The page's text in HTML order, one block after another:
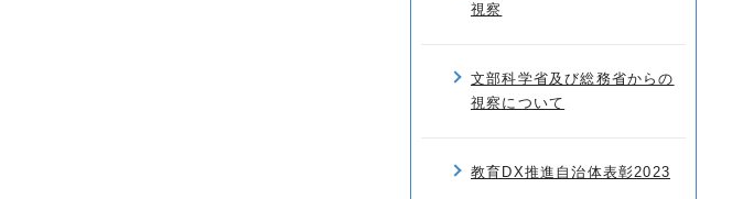
視察
文部科学省及び総務省からの
視察について
教育DX推進自治体表彰2023